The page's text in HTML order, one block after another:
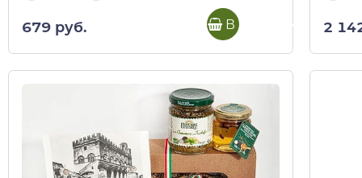
679 руб. В корзину 2